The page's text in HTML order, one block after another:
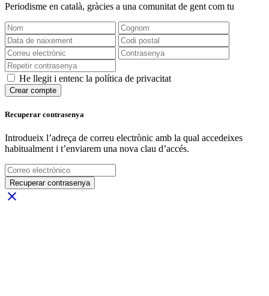
Periodisme en català, gràcies a una comunitat de gent com tu
He llegit i entenc la política de privacitat
Crear compte
Recuperar contrasenya
Introdueix l’adreça de correu electrònic amb la qual accedeixes
habitualment i t’enviarem una nova clau d’accés.
Recuperar contrasenya
close